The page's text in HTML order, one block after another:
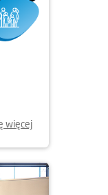
więcej